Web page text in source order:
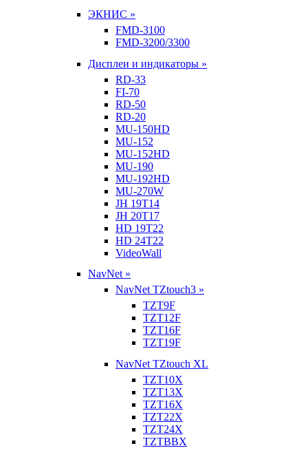
ЭКНИС »
FMD-3100
FMD-3200/3300
Дисплеи и индикаторы »
RD-33
FI-70
RD-50
RD-20
MU-150HD
MU-152
MU-152HD
MU-190
MU-192HD
MU-270W
JH 19T14
JH 20T17
HD 19T22
HD 24T22
VideoWall
NavNet »
NavNet TZtouch3 »
TZT9F
TZT12F
TZT16F
TZT19F
NavNet TZtouch XL
TZT10X
TZT13X
TZT16X
TZT22X
TZT24X
TZTBBX